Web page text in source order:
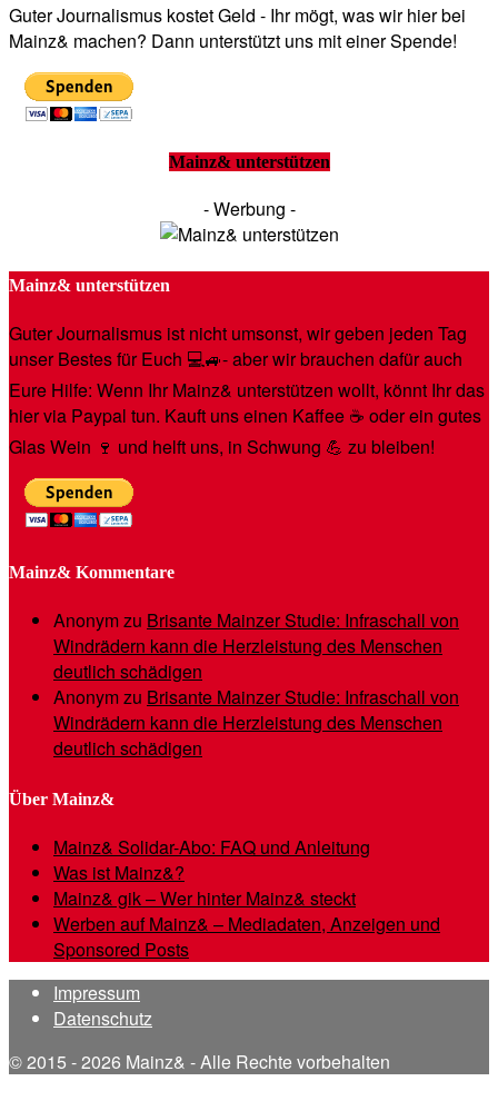
Guter Journalismus kostet Geld - Ihr mögt, was wir hier bei
Mainz& machen? Dann unterstützt uns mit einer Spende!
Mainz& unterstützen
- Werbung -
Mainz& unterstützen
Guter Journalismus ist nicht umsonst, wir geben jeden Tag
unser Bestes für Euch 💻🚙- aber wir brauchen dafür auch
Eure Hilfe: Wenn Ihr Mainz& unterstützen wollt, könnt Ihr das
hier via Paypal tun. Kauft uns einen Kaffee ☕️ oder ein gutes
Glas Wein 🍷 und helft uns, in Schwung 💪 zu bleiben!
Mainz& Kommentare
Anonymzu Brisante Mainzer Studie: Infraschall von
Windrädern kann die Herzleistung des Menschen
deutlich schädigen
Anonymzu Brisante Mainzer Studie: Infraschall von
Windrädern kann die Herzleistung des Menschen
deutlich schädigen
Über Mainz&
Mainz& Solidar-Abo: FAQ und Anleitung
Was ist Mainz&?
Mainz& gik – Wer hinter Mainz& steckt
Werben auf Mainz& – Mediadaten, Anzeigen und
Sponsored Posts
Impressum
Datenschutz
© 2015 - 2026 Mainz& - Alle Rechte vorbehalten